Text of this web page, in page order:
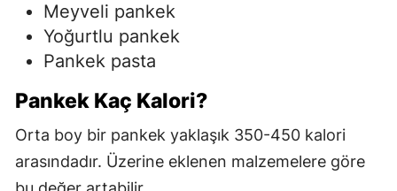
Meyveli pankek
Yoğurtlu pankek
Pankek pasta
Pankek Kaç Kalori?
Orta boy bir pankek yaklaşık 350-450 kalori
arasındadır. Üzerine eklenen malzemelere göre